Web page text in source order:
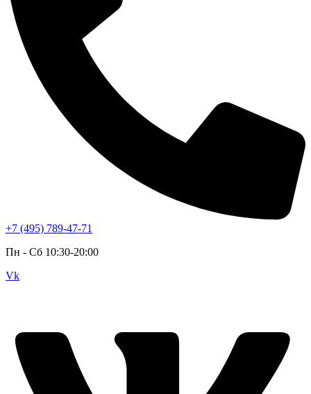
+7 (495) 789-47-71
Пн - Cб 10:30-20:00
Vk